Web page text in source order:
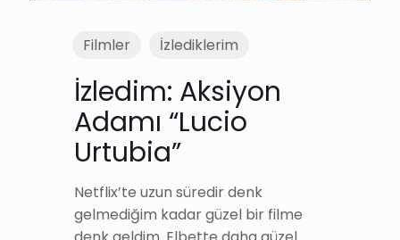
Filmler İzlediklerim
İzledim: Aksiyon
Adamı “Lucio
Urtubia”
Netflix’te uzun süredir denk
gelmediğim kadar güzel bir filme